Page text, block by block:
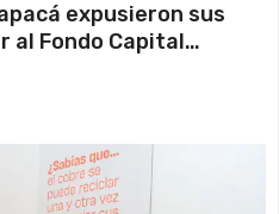
expusieron sus
al Fondo Capital